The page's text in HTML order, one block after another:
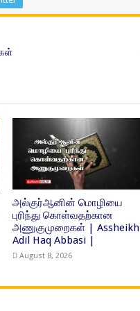
அல்குர்ஆனின் மொழியை
புரிந்து கொள்வதற்கான
அணுகுமுறைகள் | Assheikh
Adil Haq Abbasi |
August 8, 2026